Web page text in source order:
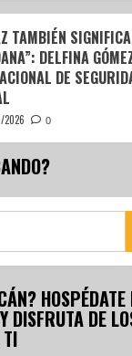
TAMBIÉN
DELFINA
DE
0
HOSPÉDATE
DISFRUTA DE